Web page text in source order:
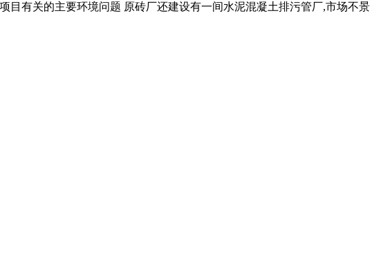
目有关的主要环境问题 原砖厂还建设有一间水泥混凝土排污管厂,市场不景